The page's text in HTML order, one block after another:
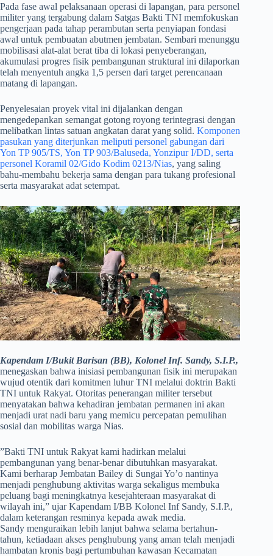
​Pada fase awal pelaksanaan operasi di lapangan, para personel
militer yang tergabung dalam Satgas Bakti TNI memfokuskan
pengerjaan pada tahap perambutan serta penyiapan fondasi
awal untuk pembuatan abutmen jembatan. Sembari menunggu
mobilisasi alat-alat berat tiba di lokasi penyeberangan,
akumulasi progres fisik pembangunan struktural ini dilaporkan
telah menyentuh angka 1,5 persen dari target perencanaan
matang di lapangan.
​Penyelesaian proyek vital ini dijalankan dengan
mengedepankan semangat gotong royong terintegrasi dengan
melibatkan lintas satuan angkatan darat yang solid. Komponen
pasukan yang diterjunkan meliputi personel gabungan dari
Yon TP 905/TS, Yon TP 903/Baluseda, Yonzipur I/DD, serta
personel Koramil 02/Gido Kodim 0213/Nias, yang saling
bahu-membahu bekerja sama dengan para tukang profesional
serta masyarakat adat setempat.
Kapendam I/Bukit Barisan (BB), Kolonel Inf. Sandy, S.I.P.,
menegaskan bahwa inisiasi pembangunan fisik ini merupakan
wujud otentik dari komitmen luhur TNI melalui doktrin Bakti
TNI untuk Rakyat. Otoritas penerangan militer tersebut
menyatakan bahwa kehadiran jembatan permanen ini akan
menjadi urat nadi baru yang memicu percepatan pemulihan
sosial dan mobilitas warga Nias.
​”Bakti TNI untuk Rakyat kami hadirkan melalui
pembangunan yang benar-benar dibutuhkan masyarakat.
Kami berharap Jembatan Bailey di Sungai Yo’o nantinya
menjadi penghubung aktivitas warga sekaligus membuka
peluang bagi meningkatnya kesejahteraan masyarakat di
wilayah ini,” ujar Kapendam I/BB Kolonel Inf Sandy, S.I.P.,
dalam keterangan resminya kepada awak media.
Sandy menguraikan lebih lanjut bahwa selama bertahun-
tahun, ketiadaan akses penghubung yang aman telah menjadi
hambatan kronis bagi pertumbuhan kawasan Kecamatan